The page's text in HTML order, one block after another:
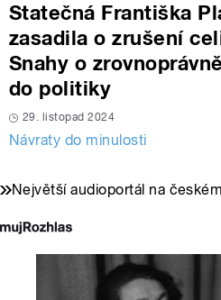
Statečná Františka
zasadila o zrušení
Snahy o
do politiky
29. listopad 2024
Návraty do minulosti
Největší audioportál na